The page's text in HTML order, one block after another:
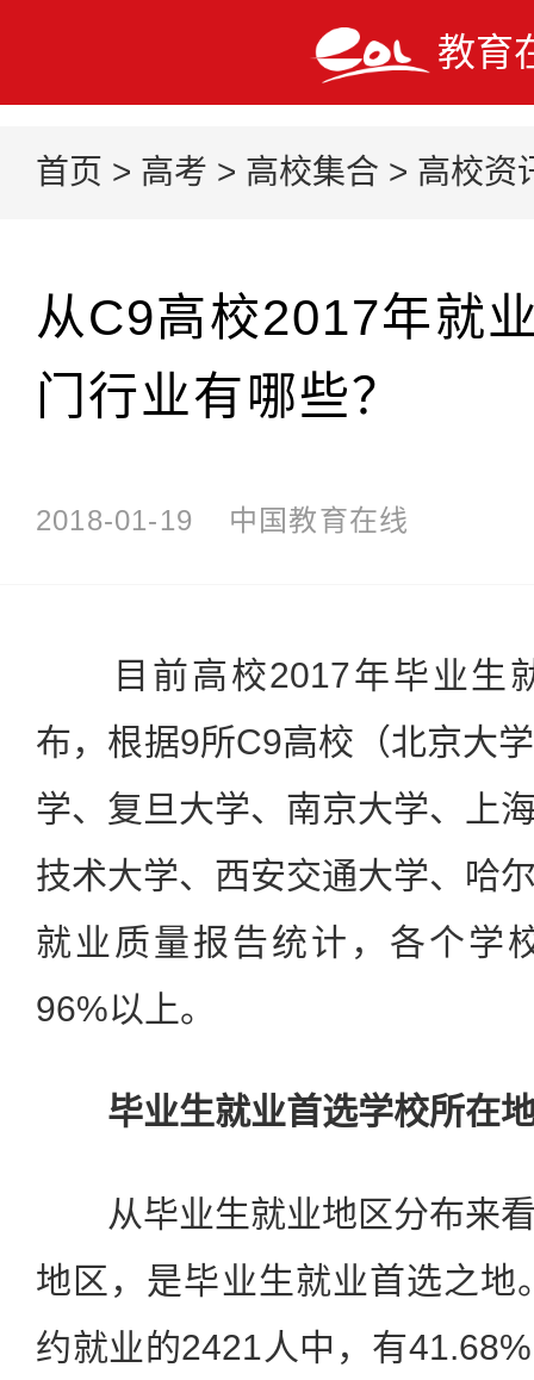
教育
首页 > 高考 > 高校集合 > 高校资
从C9高校2017年就
门行业有哪些？
2018-01-19 中国教育在线
目前高校2017年毕业生
布，根据9所C9高校（北京大
学、复旦大学、南京大学、上
技术大学、西安交通大学、哈
就业质量报告统计，各个学
96%以上。
毕业生就业首选学校所在
从毕业生就业地区分布来看
地区，是毕业生就业首选之地
约就业的2421人中，有